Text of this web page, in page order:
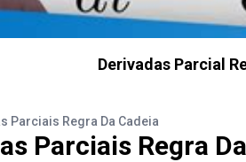
Derivadas Parcial
Parciais Regra Da Cadeia
Parciais Regra